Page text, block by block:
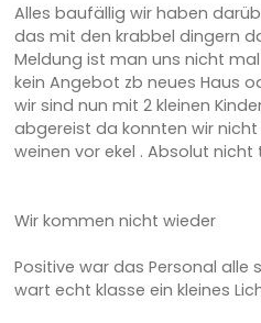
Alles baufällig wir haben
das mit den krabbel dingern
Meldung ist man uns nicht
kein Angebot zb neues Haus
wir sind nun mit 2 kleinen
abgereist da konnten wir
weinen vor ekel . Absolut nicht
Wir kommen nicht wieder
Positive war das Personal alle
wart echt klasse ein kleines